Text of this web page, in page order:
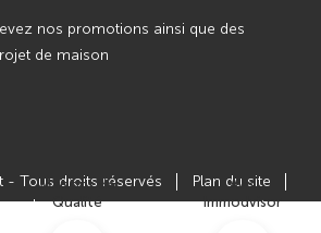
Maisons de
Qualité
Avis
Immodvisor
nos promotions ainsi que des
de maison
- Tous droits réservés
Plan du site
Politiques de Confidentialités